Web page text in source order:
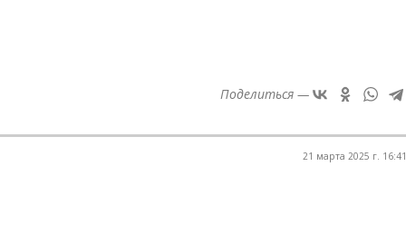
Поделиться —
21 марта 2025 г. 16:41